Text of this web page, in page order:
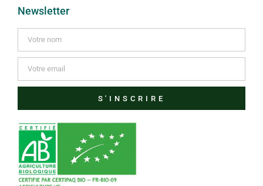
Newsletter
S'INSCRIRE